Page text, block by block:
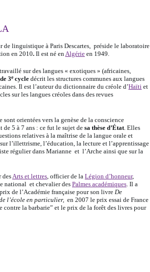
de linguistique à Paris Descartes, préside le laboratoire
en 2010. Il est né en Algérie en 1949.
sur des langues « exotiques » (africaines,
3ecycle décrit les structures communes aux langues
Il est l’auteur du dictionnaire du créole d’Haïti et
sur les langues créoles dans des revues
sont orientées vers la genèse de la conscience
de 5 à 7 ans : ce fut le sujet de sa thèse d’État . Elles
relatives à la maîtrise de la langue orale et
l’illettrisme, l’éducation, la lecture et l’apprentissage
régulier dans Marianne et l’Arche ainsi que sur la
desArts et lettres, officier de la Légion d’honneur,
national et chevalier des Palmes académiques. Il a
de l’Académie française pour son livre De
l’école en particulier, en 2007 le prix essai de France
contre la barbarie” et le prix de la forêt des livres pour